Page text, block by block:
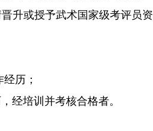
升或授予武术国家级考评员资
历；
经培训并考核合格者。